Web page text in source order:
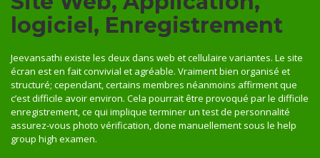
logiciel, Enregistrement
Jeevansathi existe les deux dans web et cellulaire variantes. Le site
écran est en fait convivial et agréable. Vraiment bien organisé et
structuré; cependant, certains membres néanmoins affirment que
c’est difficile avoir environ. Cela pourrait être provoqué par le difficile
enregistrement, ce qui implique terminer un test de personnalité
assurez-vous photo vérification, done manuellement sous le help
group high examen.